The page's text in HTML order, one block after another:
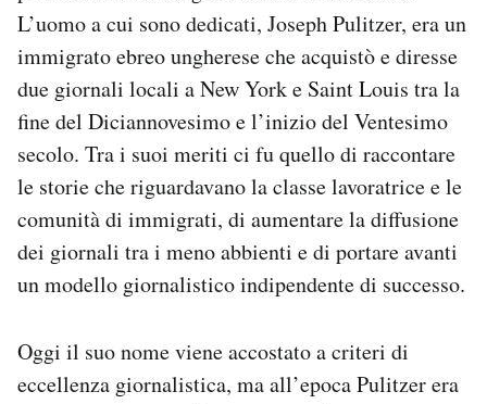
Newsletter
Notifiche mobile
Regala il Post
Hai bisogno di aiuto?
L’uomo a cui sono dedicati, Joseph Pulitzer, era un
immigrato ebreo ungherese che acquistò e diresse
due giornali locali a New York e Saint Louis tra la
fine del Diciannovesimo e l’inizio del Ventesimo
secolo. Tra i suoi meriti ci fu quello di raccontare
le storie che riguardavano la classe lavoratrice e le
comunità di immigrati, di aumentare la diffusione
dei giornali tra i meno abbienti e di portare avanti
un modello giornalistico indipendente di successo.
Oggi il suo nome viene accostato a criteri di
eccellenza giornalistica, ma all’epoca Pulitzer era